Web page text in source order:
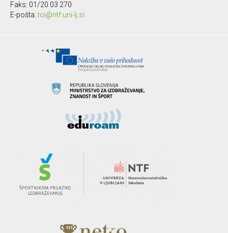
Faks: 01/20 03 270
E-pošta:toi@ntf.uni-lj.si